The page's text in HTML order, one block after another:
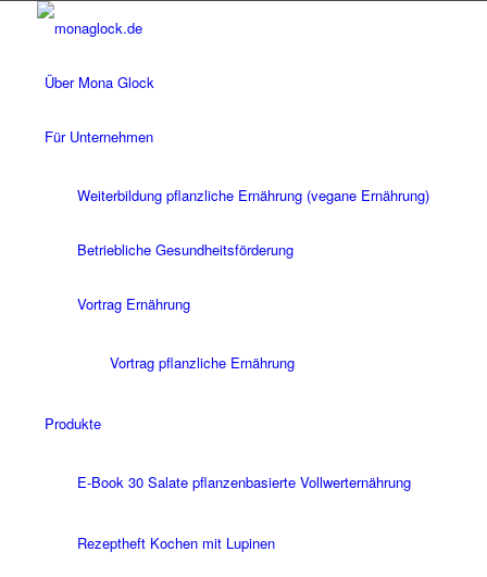
Über Mona Glock
Für Unternehmen
Weiterbildung pflanzliche Ernährung (vegane Ernährung)
Betriebliche Gesundheitsförderung
Vortrag Ernährung
Vortrag pflanzliche Ernährung
Produkte
E-Book 30 Salate pflanzenbasierte Vollwerternährung
Rezeptheft Kochen mit Lupinen